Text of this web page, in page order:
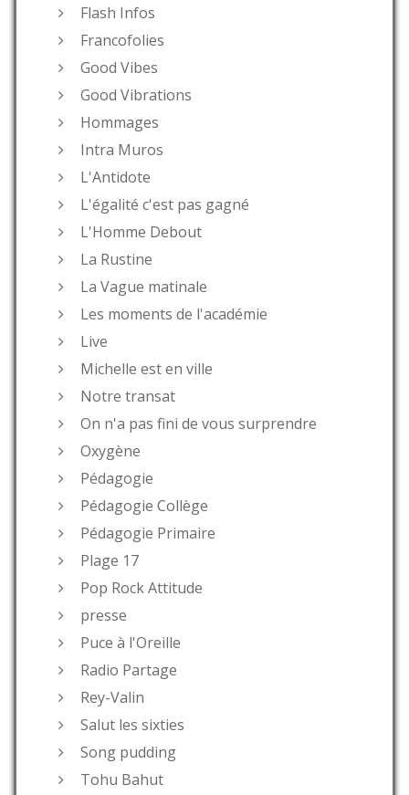
Flash Infos
Francofolies
Good Vibes
Good Vibrations
Hommages
Intra Muros
L'Antidote
L'égalité c'est pas gagné
L'Homme Debout
La Rustine
La Vague matinale
Les moments de l'académie
Live
Michelle est en ville
Notre transat
On n'a pas fini de vous surprendre
Oxygène
Pédagogie
Pédagogie Collège
Pédagogie Primaire
Plage 17
Pop Rock Attitude
presse
Puce à l'Oreille
Radio Partage
Rey-Valin
Salut les sixties
Song pudding
Tohu Bahut